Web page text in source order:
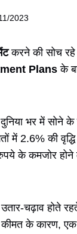
2023
करने की सोच
Plans के
दुनिया भर में
में 2.6% की
के कमजोर
चढ़ाव होते
के कारण, एक